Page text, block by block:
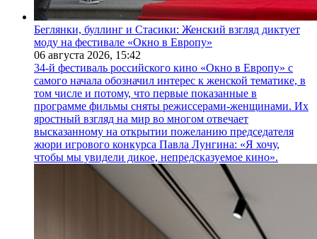
Беглянки, буллинг и Стасики: Женский взгляд диктует
моду на фестивале «Окно в Европу»
06 августа 2026, 15:42
34-й фестиваль российского кино «Окно в Европу» с
самого начала обозначил интерес к женской тематике, в
том числе и потому, что первые показанные в
программе фильмы сняты режиссерами-женщинами. Их
яростный взгляд на мир во многом отвечает
высказанному на открытии пожеланию председателя
жюри игрового конкурса Павла Лунгина: «Я хочу,
чтобы мы увидели дикое, непредсказуемое кино».